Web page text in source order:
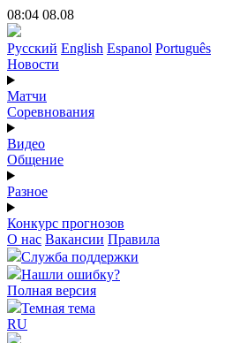
08:04 08.08
Русский English Espanol Português
Новости
Матчи
Соревнования
Видео
Общение
Разное
Конкурс прогнозов
О нас Вакансии Правила
Служба поддержки
Нашли ошибку?
Полная версия
Темная тема
RU